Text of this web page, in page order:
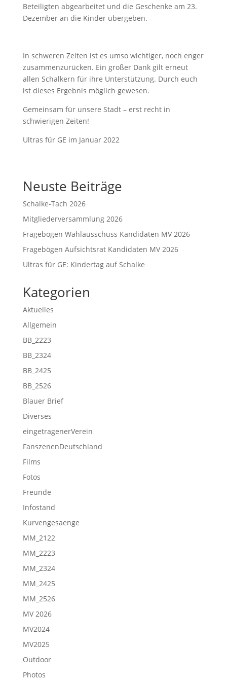
Beteiligten abgearbeitet und die Geschenke am 23.
Dezember an die Kinder übergeben.
In schweren Zeiten ist es umso wichtiger, noch enger
zusammenzurücken. Ein großer Dank gilt erneut
allen Schalkern für ihre Unterstützung. Durch euch
ist dieses Ergebnis möglich gewesen.
Gemeinsam für unsere Stadt – erst recht in
schwierigen Zeiten!
Ultras für GE im Januar 2022
Neuste Beiträge
Schalke-Tach 2026
Mitgliederversammlung 2026
Fragebögen Wahlausschuss Kandidaten MV 2026
Fragebögen Aufsichtsrat Kandidaten MV 2026
Ultras für GE: Kindertag auf Schalke
Kategorien
Aktuelles
Allgemein
BB_2223
BB_2324
BB_2425
BB_2526
Blauer Brief
Diverses
eingetragenerVerein
FanszenenDeutschland
Films
Fotos
Freunde
Infostand
Kurvengesaenge
MM_2122
MM_2223
MM_2324
MM_2425
MM_2526
MV 2026
MV2024
MV2025
Outdoor
Photos